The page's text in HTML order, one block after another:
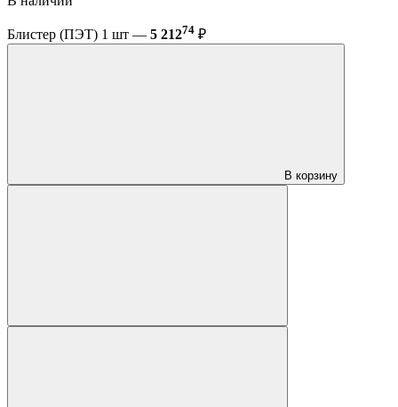
Блистер (ПЭТ) 1 шт — 5 21274 ₽
В корзину